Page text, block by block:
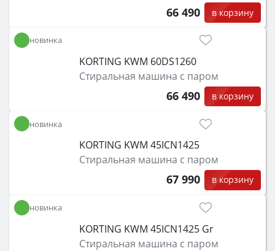
66 490 в корзину
новинка
KORTING KWM 60DS1260
Стиральная машина с паром
66 490 в корзину
новинка
KORTING KWM 45ICN1425
Стиральная машина с паром
67 990 в корзину
новинка
KORTING KWM 45ICN1425 Gr
Стиральная машина с паром